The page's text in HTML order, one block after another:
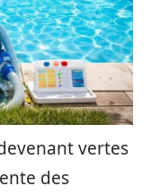
vertes
des